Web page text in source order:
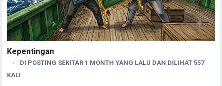
Kepentingan
DI POSTING SEKITAR 1 MONTH YANG LALU DAN DILIHAT 557
KALI